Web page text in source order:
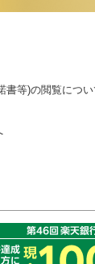
書等)の閲覧につ